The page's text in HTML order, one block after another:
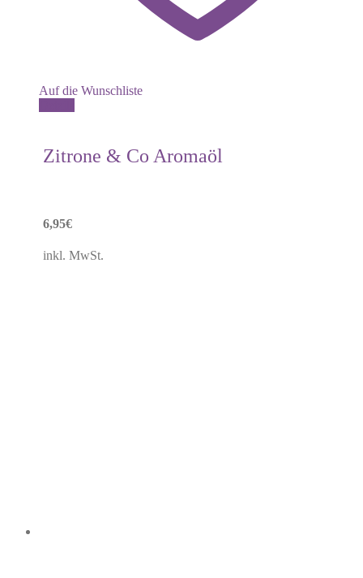
Auf die Wunschliste
Zitrone & Co Aromaöl
6,95€
inkl. MwSt.